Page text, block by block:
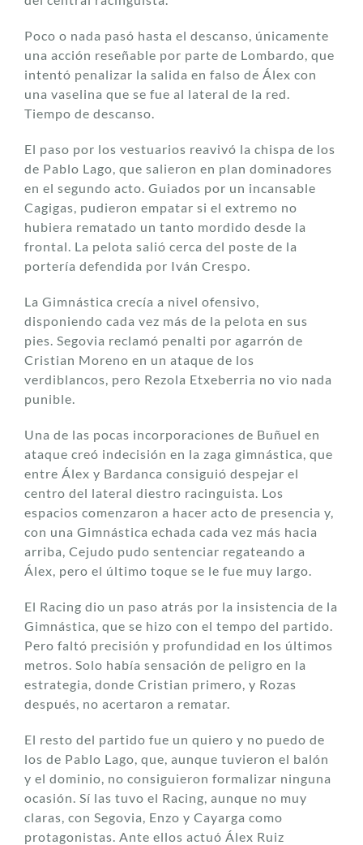
Poco o nada pasó hasta el descanso, únicamente
una acción reseñable por parte de Lombardo, que
intentó penalizar la salida en falso de Álex con
una vaselina que se fue al lateral de la red.
Tiempo de descanso.
El paso por los vestuarios reavivó la chispa de los
de Pablo Lago, que salieron en plan dominadores
en el segundo acto. Guiados por un incansable
Cagigas, pudieron empatar si el extremo no
hubiera rematado un tanto mordido desde la
frontal. La pelota salió cerca del poste de la
portería defendida por Iván Crespo.
La Gimnástica crecía a nivel ofensivo,
disponiendo cada vez más de la pelota en sus
pies. Segovia reclamó penalti por agarrón de
Cristian Moreno en un ataque de los
verdiblancos, pero Rezola Etxeberria no vio nada
punible.
Una de las pocas incorporaciones de Buñuel en
ataque creó indecisión en la zaga gimnástica, que
entre Álex y Bardanca consiguió despejar el
centro del lateral diestro racinguista. Los
espacios comenzaron a hacer acto de presencia y,
con una Gimnástica echada cada vez más hacia
arriba, Cejudo pudo sentenciar regateando a
Álex, pero el último toque se le fue muy largo.
El Racing dio un paso atrás por la insistencia de la
Gimnástica, que se hizo con el tempo del partido.
Pero faltó precisión y profundidad en los últimos
metros. Solo había sensación de peligro en la
estrategia, donde Cristian primero, y Rozas
después, no acertaron a rematar.
El resto del partido fue un quiero y no puedo de
los de Pablo Lago, que, aunque tuvieron el balón
y el dominio, no consiguieron formalizar ninguna
ocasión. Sí las tuvo el Racing, aunque no muy
claras, con Segovia, Enzo y Cayarga como
protagonistas. Ante ellos actuó Álex Ruiz